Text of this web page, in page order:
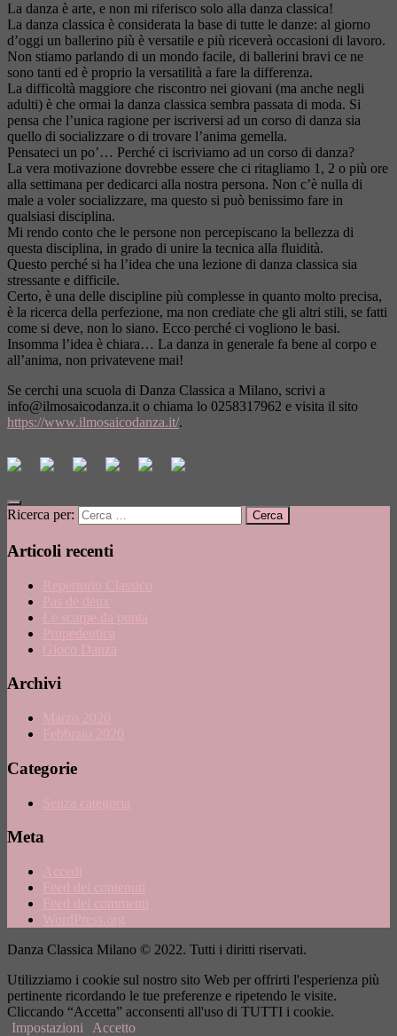
La danza è arte, e non mi riferisco solo alla danza classica!
La danza classica è considerata la base di tutte le danze: al giorno
d’oggi un ballerino più è versatile e più riceverà occasioni di lavoro.
Non stiamo parlando di un mondo facile, di ballerini bravi ce ne
sono tanti ed è proprio la versatilità a fare la differenza.
La difficoltà maggiore che riscontro nei giovani (ma anche negli
adulti) è che ormai la danza classica sembra passata di moda. Si
pensa che l’unica ragione per iscriversi ad un corso di danza sia
quello di socializzare o di trovare l’anima gemella.
Pensateci un po’… Perché ci iscriviamo ad un corso di danza?
La vera motivazione dovrebbe essere che ci ritagliamo 1, 2 o più ore
alla settimana per dedicarci alla nostra persona. Non c’è nulla di
male a voler socializzare, ma questo si può benissimo fare in
qualsiasi disciplina.
Mi rendo conto che le persone non percepiscano la bellezza di
questa disciplina, in grado di unire la tecnica alla fluidità.
Questo perché si ha l’idea che una lezione di danza classica sia
stressante e difficile.
Certo, è una delle discipline più complesse in quanto molto precisa,
è la ricerca della perfezione, ma non crediate che gli altri stili, se fatti
come si deve, non lo siano. Ecco perché ci vogliono le basi.
Insomma l’idea è chiara… La danza in generale fa bene al corpo e
all’anima, non privatevene mai!
Se cerchi una scuola di Danza Classica a Milano, scrivi a
info@ilmosaicodanza.it o chiama lo 0258317962 e visita il sito
https://www.ilmosaicodanza.it/.
Ricerca per:
Articoli recenti
Repertorio Classico
Pas de deux
Le scarpe da punta
Propedeutica
Gioco Danza
Archivi
Marzo 2020
Febbraio 2020
Categorie
Senza categoria
Meta
Accedi
Feed dei contenuti
Feed dei commenti
WordPress.org
Danza Classica Milano © 2022. Tutti i diritti riservati.
Utilizziamo i cookie sul nostro sito Web per offrirti l'esperienza più
pertinente ricordando le tue preferenze e ripetendo le visite.
Cliccando “Accetta” acconsenti all'uso di TUTTI i cookie.
Impostazioni
Accetto